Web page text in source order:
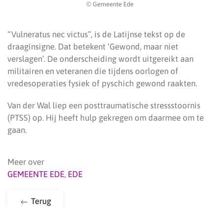
© Gemeente Ede
“Vulneratus nec victus”, is de Latijnse tekst op de
draaginsigne. Dat betekent ‘Gewond, maar niet
verslagen’. De onderscheiding wordt uitgereikt aan
militairen en veteranen die tijdens oorlogen of
vredesoperaties fysiek of pyschich gewond raakten.
Van der Wal liep een posttraumatische stressstoornis
(PTSS) op. Hij heeft hulp gekregen om daarmee om te
gaan.
Meer over
GEMEENTE EDE, EDE
Terug